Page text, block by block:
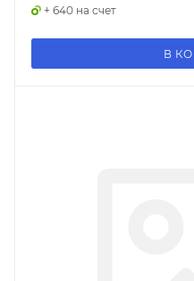
+ 640 на счет
В